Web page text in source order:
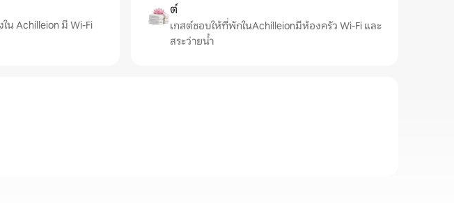
น Achílleion มี Wi-Fi
ต์
เกสต์ชอบให้ที่พักในAchílleionมีห้องครัว Wi-Fi และ
สระว่ายน้ำ